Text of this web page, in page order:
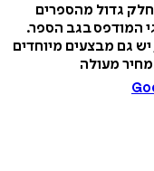
חלק גדול מהספרים
המודפס בגב הספר.
גם מבצעים מיוחדים
מעולה